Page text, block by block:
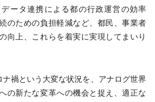
ータ連携による都の行政運営の効率
のための負担軽減など、都民、事業者
向上、これらを着実に実現してまいり
禍という大変な状況を、アナログ世界
の新たな変革への機会と捉え、適正な